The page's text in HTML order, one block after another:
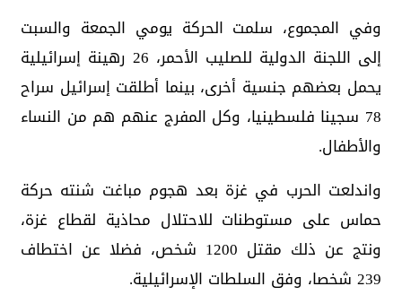
وفي المجموع، سلمت الحركة يومي الجمعة والسبت
إلى اللجنة الدولية للصليب الأحمر، 26 رهينة إسرائيلية
يحمل بعضهم جنسية أخرى، بينما أطلقت إسرائيل سراح
78 سجينا فلسطينيا، وكل المفرج عنهم هم من النساء
والأطفال.
واندلعت الحرب في غزة بعد هجوم مباغت شنته حركة
حماس على مستوطنات للاحتلال محاذية لقطاع غزة،
ونتج عن ذلك مقتل 1200 شخص، فضلا عن اختطاف
239 شخصا، وفق السلطات الإسرائيلية.